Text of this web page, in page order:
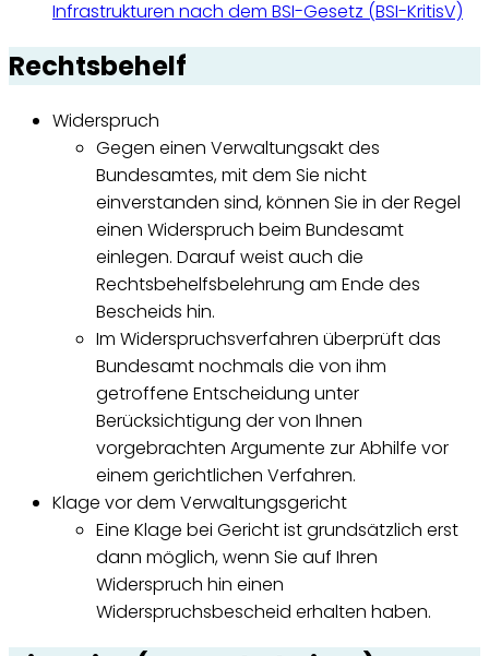
Infrastrukturen nach dem BSI-Gesetz (BSI-KritisV)
Rechtsbehelf
Widerspruch
Gegen einen Verwaltungsakt des
Bundesamtes, mit dem Sie nicht
einverstanden sind, können Sie in der Regel
einen Widerspruch beim Bundesamt
einlegen. Darauf weist auch die
Rechtsbehelfsbelehrung am Ende des
Bescheids hin.
Im Widerspruchsverfahren überprüft das
Bundesamt nochmals die von ihm
getroffene Entscheidung unter
Berücksichtigung der von Ihnen
vorgebrachten Argumente zur Abhilfe vor
einem gerichtlichen Verfahren.
Klage vor dem Verwaltungsgericht
Eine Klage bei Gericht ist grundsätzlich erst
dann möglich, wenn Sie auf Ihren
Widerspruch hin einen
Widerspruchsbescheid erhalten haben.